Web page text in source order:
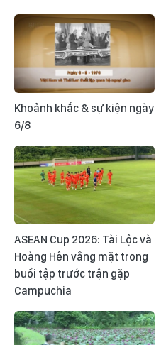
Khoảnh khắc & sự kiện ngày
6/8
ASEAN Cup 2026: Tài Lộc và
Hoàng Hên vắng mặt trong
buổi tập trước trận gặp
Campuchia